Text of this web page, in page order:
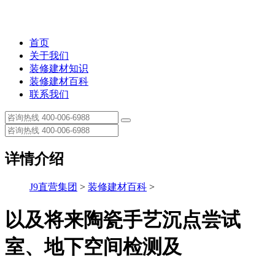
首页
关于我们
装修建材知识
装修建材百科
联系我们
详情介绍
J9直营集团 > 装修建材百科 >
以及将来陶瓷手艺沉点尝试
室、地下空间检测及